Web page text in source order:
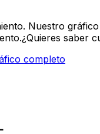
Nuestro
saber
completo